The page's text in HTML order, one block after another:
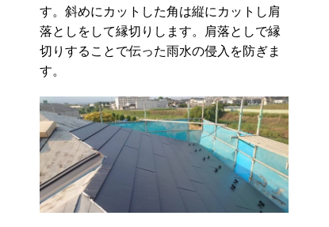
す。斜めにカットした角は縦にカットし肩
落としをして縁切りします。肩落としで縁
切りすることで伝った雨水の侵入を防ぎま
す。